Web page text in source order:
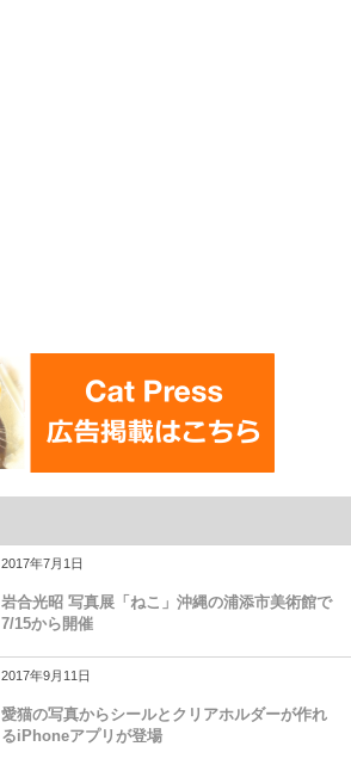
2017年7月1日
岩合光昭 写真展「ねこ」沖縄の浦添市美術館で
7/15から開催
2017年9月11日
愛猫の写真からシールとクリアホルダーが作れ
るiPhoneアプリが登場